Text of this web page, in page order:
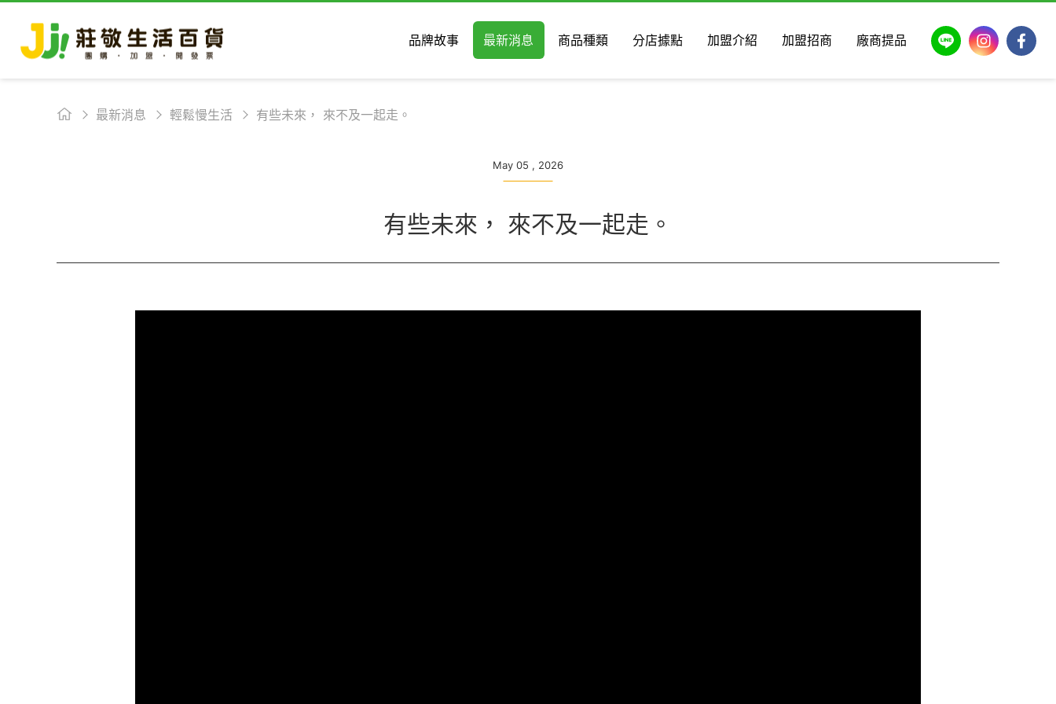
LINE Instagram
品牌故事 最新消息 商品種類 分店據點 加盟介紹 加盟招商 廠商提品
最新消息 輕鬆慢生活 有些未來， 來不及一起走。
May 05 , 2026
有些未來， 來不及一起走。